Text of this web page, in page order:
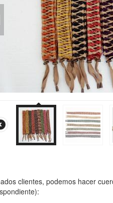
clientes, podemos hacer